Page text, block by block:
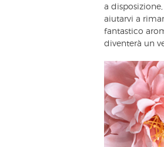
a
aiutarvi a
fantastico
diventerà un